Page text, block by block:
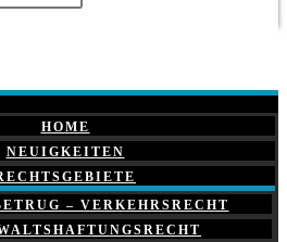
HOME
NEUIGKEITEN
– VERKEHRSRECHT